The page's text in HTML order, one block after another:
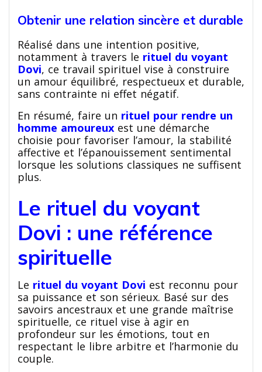
Obtenir une relation sincère et durable
Réalisé dans une intention positive,
notamment à travers le rituel du voyant
Dovi, ce travail spirituel vise à construire
un amour équilibré, respectueux et durable,
sans contrainte ni effet négatif.
En résumé, faire un rituel pour rendre un
homme amoureux est une démarche
choisie pour favoriser l’amour, la stabilité
affective et l’épanouissement sentimental
lorsque les solutions classiques ne suffisent
plus.
Le rituel du voyant
Dovi : une référence
spirituelle
Le rituel du voyant Dovi est reconnu pour
sa puissance et son sérieux. Basé sur des
savoirs ancestraux et une grande maîtrise
spirituelle, ce rituel vise à agir en
profondeur sur les émotions, tout en
respectant le libre arbitre et l’harmonie du
couple.